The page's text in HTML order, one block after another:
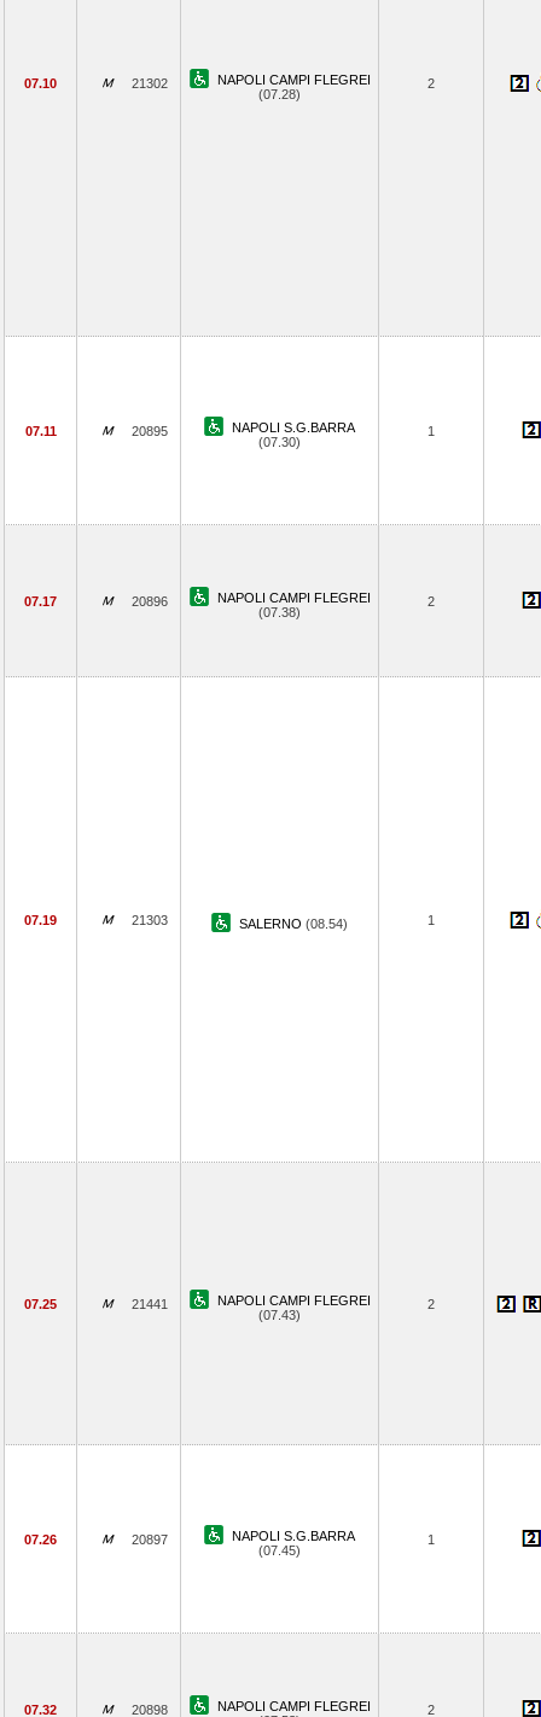
07.10 21302
NAPOLI CAMPI FLEGREI
(07.28)
2
07.11 20895
NAPOLI S.G.BARRA
(07.30)
1
07.17 20896
NAPOLI CAMPI FLEGREI
(07.38)
2
07.19 21303 SALERNO (08.54) 1
07.25 21441
NAPOLI CAMPI FLEGREI
(07.43)
2
07.26 20897
NAPOLI S.G.BARRA
(07.45)
1
07.32 20898
NAPOLI CAMPI FLEGREI
2